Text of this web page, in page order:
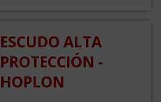
ESCUDO ALTA
PROTECCIÓN -
HOPLON